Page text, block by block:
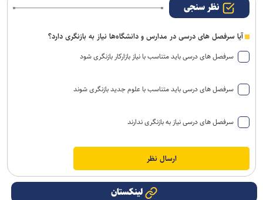
نظر سنجی
آیا سرفصل های درسی در مدارس و دانشگاه‌ها نیاز به بازنگری دارد؟
سرفصل های درسی باید متناسب با نیاز بازارکار بازنگری شود
سرفصل های درسی باید متناسب با علوم جدید بازنگری شوند
سرفصل های درسی نیاز به بازنگری ندارند
لینکستان